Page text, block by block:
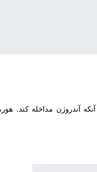
آندروژن مداخله کند.